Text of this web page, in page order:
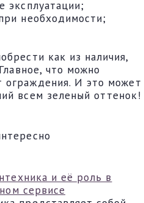
эксплуатации;
необходимости;
как из наличия,
что можно
ограждения. И это может
всем зеленый оттенок!
и её роль в
сервисе